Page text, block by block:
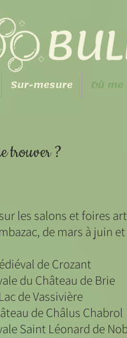
Sur-mesure Où
trouver ?
les salons et foires
de mars à juin
de Crozant
du Château de Brie
de Vassivière
de Châlus Chabrol
Saint Léonard de